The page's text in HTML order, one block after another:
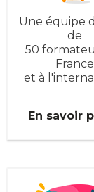
Une équipe
de
50
France
et à
En savoir